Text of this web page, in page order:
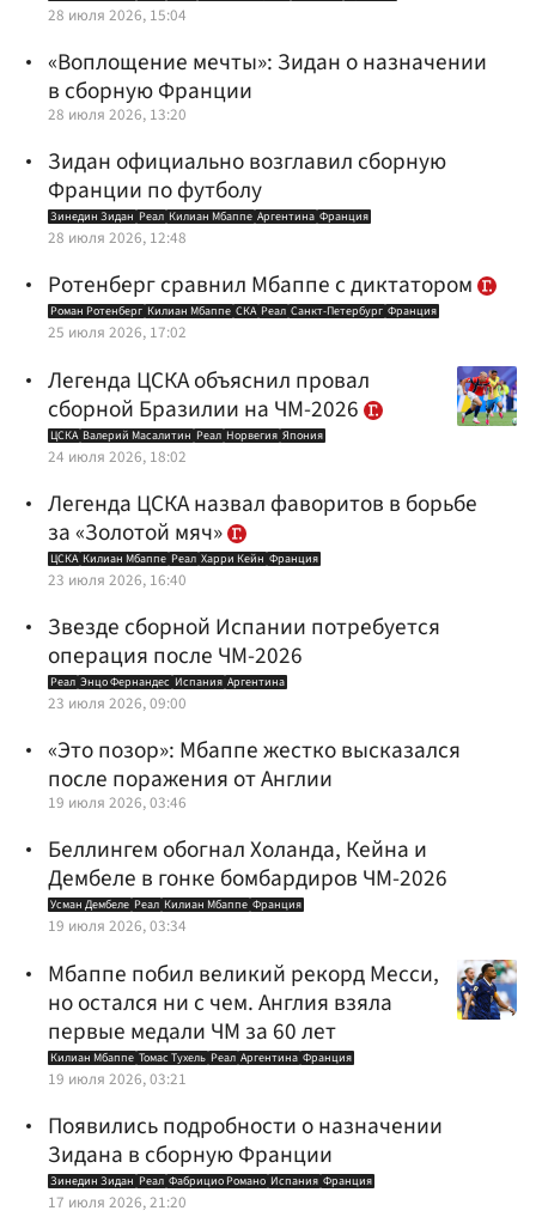
28 июля 2026, 15:04
«Воплощение мечты»: Зидан о назначении
в сборную Франции
28 июля 2026, 13:20
Зидан официально возглавил сборную
Франции по футболу
Зинедин Зидан Реал Килиан Мбаппе Аргентина Франция
28 июля 2026, 12:48
Ротенберг сравнил Мбаппе с диктатором
Роман Ротенберг Килиан Мбаппе СКА Реал Санкт-Петербург Франция
25 июля 2026, 17:02
Легенда ЦСКА объяснил провал
сборной Бразилии на ЧМ-2026
ЦСКА Валерий Масалитин Реал Норвегия Япония
24 июля 2026, 18:02
Легенда ЦСКА назвал фаворитов в борьбе
за «Золотой мяч»
ЦСКА Килиан Мбаппе Реал Харри Кейн Франция
23 июля 2026, 16:40
Звезде сборной Испании потребуется
операция после ЧМ-2026
Реал Энцо Фернандес Испания Аргентина
23 июля 2026, 09:00
«Это позор»: Мбаппе жестко высказался
после поражения от Англии
19 июля 2026, 03:46
Беллингем обогнал Холанда, Кейна и
Дембеле в гонке бомбардиров ЧМ-2026
Усман Дембеле Реал Килиан Мбаппе Франция
19 июля 2026, 03:34
Мбаппе побил великий рекорд Месси,
но остался ни с чем. Англия взяла
первые медали ЧМ за 60 лет
Килиан Мбаппе Томас Тухель Реал Аргентина Франция
19 июля 2026, 03:21
Появились подробности о назначении
Зидана в сборную Франции
Зинедин Зидан Реал Фабрицио Романо Испания Франция
17 июля 2026, 21:20